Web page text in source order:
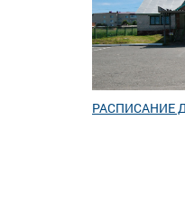
РАСПИСАНИЕ